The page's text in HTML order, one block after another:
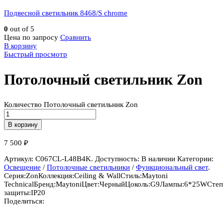
Подвесной светильник 8468/S chrome
0 out of 5
Цена по запросу Сравнить
В корзину
Быстрый просмотр
Потолочный светильник Zon
Количество Потолочный светильник Zon
В корзину
7 500 ₽
Артикул: C067CL-L48B4K. Доступность: В наличии Категории:
Освещение / Потолочные светильники / Функциональный свет.
Серия:ZonКоллекция:Ceiling & WallСтиль:Maytoni
TechnicalБренд:MaytoniЦвет:ЧерныйЦоколь:G9Лампы:6*25W
защиты:IP20
Поделиться: